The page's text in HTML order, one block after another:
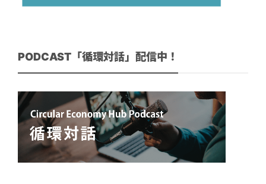
PODCAST「循環対話」配信中！